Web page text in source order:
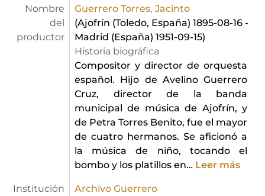
Nombre
del
productor
Guerrero Torres, Jacinto
(Ajofrín (Toledo, España) 1895-08-16 -
Madrid (España) 1951-09-15)
Historia biográfica
Compositor y director de orquesta
español. Hijo de Avelino Guerrero
Cruz, director de la banda
municipal de música de Ajofrín, y
de Petra Torres Benito, fue el mayor
de cuatro hermanos. Se aficionó a
la música de niño, tocando el
bombo y los platillos en… Leer más
Institución Archivo Guerrero